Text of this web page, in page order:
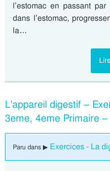
l’estomac en passant
dans l’estomac,
la…
L’appareil digestif –
3eme, 4eme Primaire
Paru dans ▶ Exercices - La